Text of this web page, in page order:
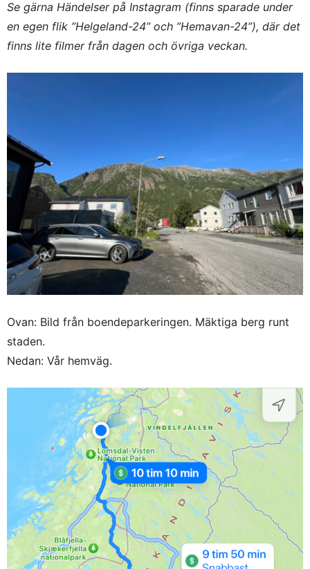
Se gärna Händelser på Instagram (finns sparade under
en egen flik ”Helgeland-24” och ”Hemavan-24”), där det
finns lite filmer från dagen och övriga veckan.
Ovan: Bild från boendeparkeringen. Mäktiga berg runt
staden.
Nedan: Vår hemväg.